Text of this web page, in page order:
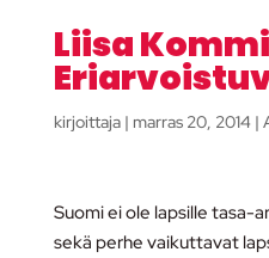
Liisa
kirjoittaja | marras 20, 2014|
Suomi ei ole lapsille tasa-
sekä perhe vaikuttavat